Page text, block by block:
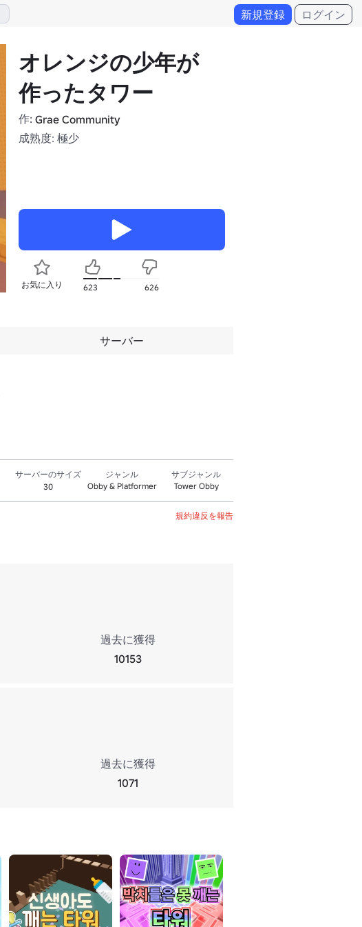
新規登録 ログイン
オレンジの少年が
作ったタワー
作: Grae Community
成熟度: 極少
お気に入り 623 626
サーバー
サーバーのサイズ
30
ジャンル
Obby & Platformer
サブジャンル
Tower Obby
規約違反を報告
過去に獲得
10153
過去に獲得
1071